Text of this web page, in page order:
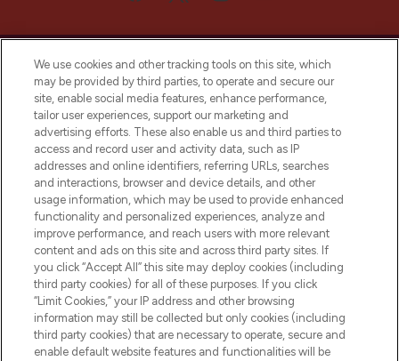
Bądź pierwszą osobą, która dowie się o
najnowszych produktach, od niszowych i
uznanych marek, sezonowych trendach i
otrzyma ekskluzywne artykuły redakcyjne
z Sunday Supplement.
Zgoda na pliki cookie
Do Not Sell or Share My Personal
Information
POMOC & INFORMACJE
We use cookies and other tracking tools on this site, which
may be provided by third parties, to operate and secure our
site, enable social media features, enhance performance,
tailor user experiences, support our marketing and
advertising efforts. These also enable us and third parties to
access and record user and activity data, such as IP
addresses and online identifiers, referring URLs, searches
and interactions, browser and device details, and other
usage information, which may be used to provide enhanced
functionality and personalized experiences, analyze and
improve performance, and reach users with more relevant
content and ads on this site and across third party sites. If
you click “Accept All” this site may deploy cookies (including
third party cookies) for all of these purposes. If you click
“Limit Cookies,” your IP address and other browsing
information may still be collected but only cookies (including
third party cookies) that are necessary to operate, secure and
enable default website features and functionalities will be